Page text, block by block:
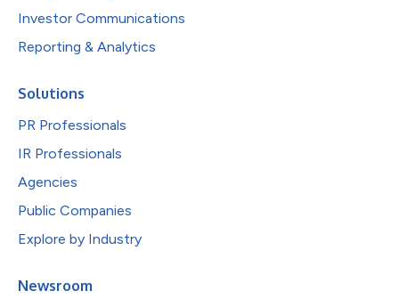
Investor Communications
Reporting & Analytics
Solutions
PR Professionals
IR Professionals
Agencies
Public Companies
Explore by Industry
Newsroom